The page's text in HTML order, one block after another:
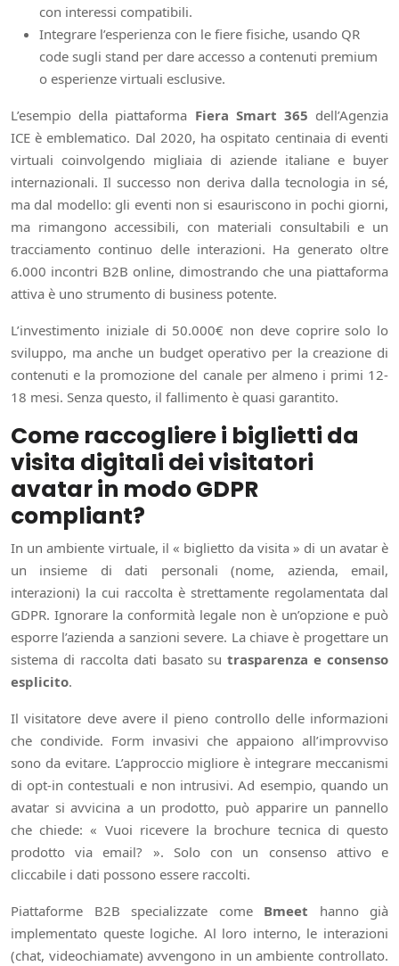
con interessi compatibili.
Integrare l’esperienza con le fiere fisiche, usando QR
code sugli stand per dare accesso a contenuti premium
o esperienze virtuali esclusive.
L’esempio della piattaforma Fiera Smart 365 dell’Agenzia
ICE è emblematico. Dal 2020, ha ospitato centinaia di eventi
virtuali coinvolgendo migliaia di aziende italiane e buyer
internazionali. Il successo non deriva dalla tecnologia in sé,
ma dal modello: gli eventi non si esauriscono in pochi giorni,
ma rimangono accessibili, con materiali consultabili e un
tracciamento continuo delle interazioni. Ha generato oltre
6.000 incontri B2B online, dimostrando che una piattaforma
attiva è uno strumento di business potente.
L’investimento iniziale di 50.000€ non deve coprire solo lo
sviluppo, ma anche un budget operativo per la creazione di
contenuti e la promozione del canale per almeno i primi 12-
18 mesi. Senza questo, il fallimento è quasi garantito.
Come raccogliere i biglietti da
visita digitali dei visitatori
avatar in modo GDPR
compliant?
In un ambiente virtuale, il « biglietto da visita » di un avatar è
un insieme di dati personali (nome, azienda, email,
interazioni) la cui raccolta è strettamente regolamentata dal
GDPR. Ignorare la conformità legale non è un’opzione e può
esporre l’azienda a sanzioni severe. La chiave è progettare un
sistema di raccolta dati basato sutrasparenza e consenso
esplicito.
Il visitatore deve avere il pieno controllo delle informazioni
che condivide. Form invasivi che appaiono all’improvviso
sono da evitare. L’approccio migliore è integrare meccanismi
di opt-in contestuali e non intrusivi. Ad esempio, quando un
avatar si avvicina a un prodotto, può apparire un pannello
che chiede: « Vuoi ricevere la brochure tecnica di questo
prodotto via email? ». Solo con un consenso attivo e
cliccabile i dati possono essere raccolti.
Piattaforme B2B specializzate come Bmeet hanno già
implementato queste logiche. Al loro interno, le interazioni
(chat, videochiamate) avvengono in un ambiente controllato.